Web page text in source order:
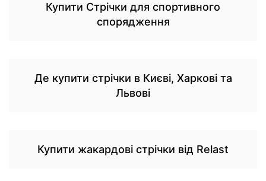
Купити Стрічки для спортивного
спорядження
Де купити стрічки в Києві, Харкові та
Львові
Купити жакардові стрічки від Relast